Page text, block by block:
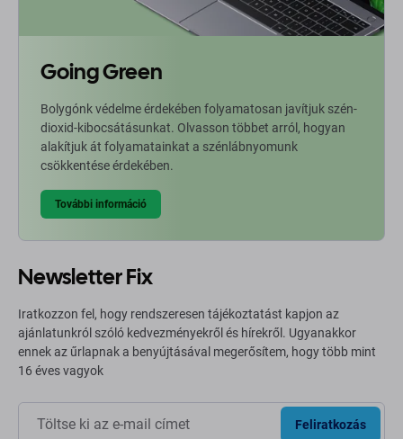
Going Green
Bolygónk védelme érdekében folyamatosan javítjuk szén-
dioxid-kibocsátásunkat. Olvasson többet arról, hogyan
alakítjuk át folyamatainkat a szénlábnyomunk
csökkentése érdekében.
További információ
Newsletter Fix
Iratkozzon fel, hogy rendszeresen tájékoztatást kapjon az
ajánlatunkról szóló kedvezményekről és hírekről. Ugyanakkor
ennek az űrlapnak a benyújtásával megerősítem, hogy több mint
16 éves vagyok
Feliratkozás